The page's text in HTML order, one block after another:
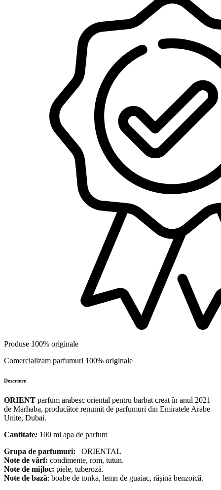
Produse 100% originale
Comercializam parfumuri 100% originale
Descriere
ORIENT parfum arabesc oriental pentru barbat creat în anul 2021
de Marhaba, producător renumit de parfumuri din Emiratele Arabe
Unite, Dubai.
Cantitate: 100 ml apa de parfum
Grupa de parfumuri:
ORIENTAL
Note de vârf: condimente, rom, tutun.
Note de mijloc: piele, tuberoză.
Note de bază: boabe de tonka, lemn de guaiac, rășină benzoică.